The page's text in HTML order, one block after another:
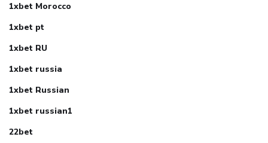
1xbet Morocco
1xbet pt
1xbet RU
1xbet russia
1xbet Russian
1xbet russian1
22bet